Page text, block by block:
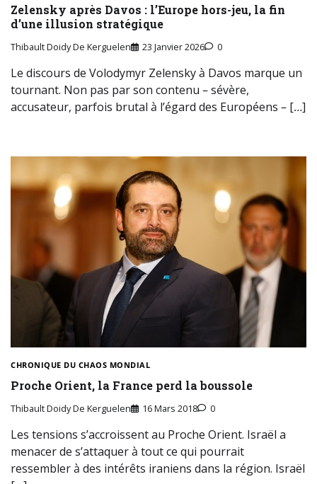
Zelensky après Davos : l’Europe hors-jeu, la fin
d’une illusion stratégique
Thibault Doidy De Kerguelen 23 Janvier 2026 0
Le discours de Volodymyr Zelensky à Davos marque un
tournant. Non pas par son contenu – sévère,
accusateur, parfois brutal à l’égard des Européens – […]
CHRONIQUE DU CHAOS MONDIAL
Proche Orient, la France perd la boussole
Thibault Doidy De Kerguelen 16 Mars 2018 0
Les tensions s’accroissent au Proche Orient. Israël a
menacer de s’attaquer à tout ce qui pourrait
ressembler à des intérêts iraniens dans la région. Israël